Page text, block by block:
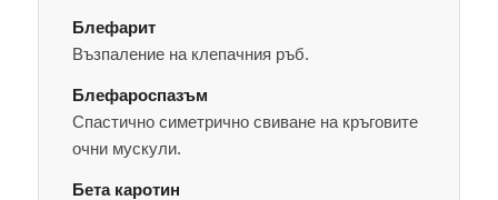
Блефарит
Възпаление на клепачния ръб.
Блефароспазъм
Спастично симетрично свиване на кръговите
очни мускули.
Бета каротин